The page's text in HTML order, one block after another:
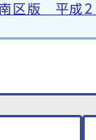
区版 平成